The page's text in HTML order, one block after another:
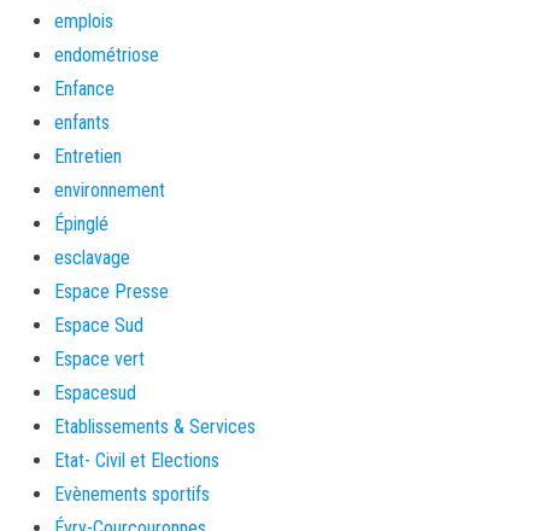
emplois
endométriose
Enfance
enfants
Entretien
environnement
Épinglé
esclavage
Espace Presse
Espace Sud
Espace vert
Espacesud
Etablissements & Services
Etat- Civil et Elections
Evènements sportifs